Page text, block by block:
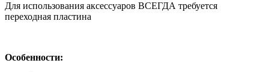
Для использования аксессуаров ВСЕГДА требуется
переходная пластина
Особенности: